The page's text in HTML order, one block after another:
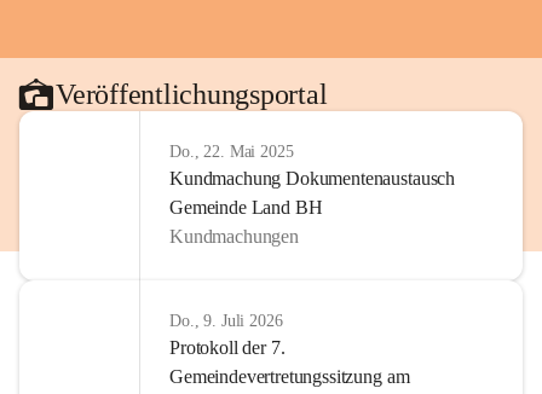
Veröffentlichungsportal
Do., 22. Mai 2025
Kundmachung Dokumentenaustausch
Gemeinde Land BH
Kundmachungen
Do., 9. Juli 2026
Protokoll der 7.
Gemeindevertretungssitzung am